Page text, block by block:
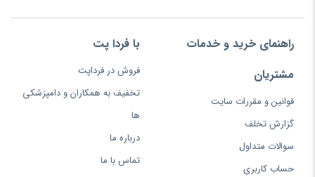
راهنمای خرید و خدمات
مشتریان
قوانین و مقررات سایت
گزارش تخلف
سوالات متداول
حساب کاربری
با فردا پت
فروش در فرداپت
تخفیف به همکاران و دامپزشکی
ها
درباره ما
تماس با ما